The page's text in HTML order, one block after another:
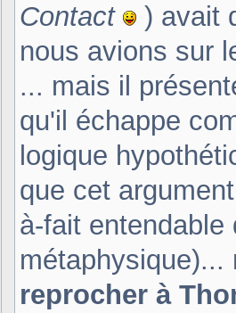
Contact
) avait
nous avions sur
... mais il
qu'il échappe
logique
que cet
à-fait entendable
métaphysique)...
reprocher à